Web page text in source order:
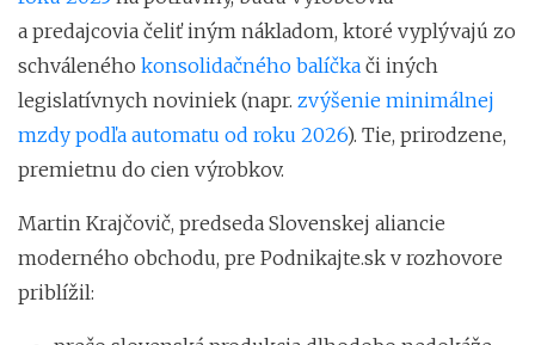
a predajcovia čeliť iným nákladom, ktoré vyplývajú zo
schváleného konsolidačného balíčka či iných
legislatívnych noviniek (napr. zvýšenie minimálnej
mzdy podľa automatu od roku 2026). Tie, prirodzene,
premietnu do cien výrobkov.
Martin Krajčovič, predseda Slovenskej aliancie
moderného obchodu, pre Podnikajte.sk v rozhovore
priblížil: